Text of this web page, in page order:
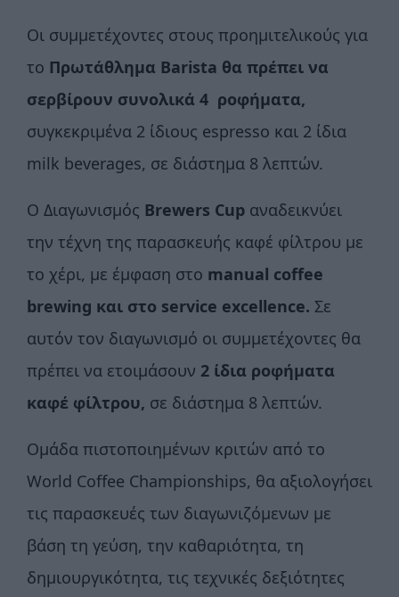
Οι συμμετέχοντες στους προημιτελικούς για
το Πρωτάθλημα Barista θα πρέπει να
σερβίρουν συνολικά 4 ροφήματα,
συγκεκριμένα 2 ίδιους espresso και 2 ίδια
milk beverages, σε διάστημα 8 λεπτών.
Ο Διαγωνισμός Brewers Cup αναδεικνύει
την τέχνη της παρασκευής καφέ φίλτρου με
το χέρι, με έμφαση στο manual coffee
brewing και στο service excellence. Σε
αυτόν τον διαγωνισμό οι συμμετέχοντες θα
πρέπει να ετοιμάσουν 2 ίδια ροφήματα
καφέ φίλτρου, σε διάστημα 8 λεπτών.
Ομάδα πιστοποιημένων κριτών από το
World Coffee Championships, θα αξιολογήσει
τις παρασκευές των διαγωνιζόμενων με
βάση τη γεύση, την καθαριότητα, τη
δημιουργικότητα, τις τεχνικές δεξιότητες